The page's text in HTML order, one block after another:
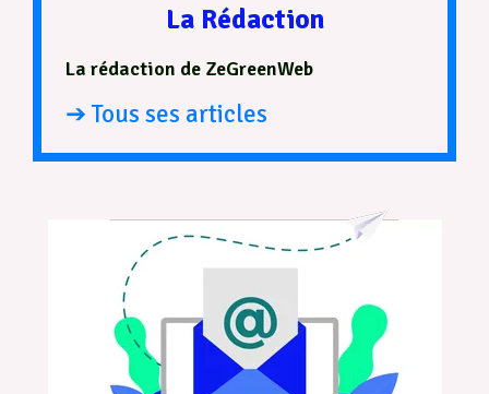
La Rédaction
La rédaction de ZeGreenWeb
➔ Tous ses articles